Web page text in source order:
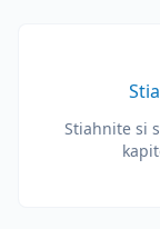
Stiahnite si